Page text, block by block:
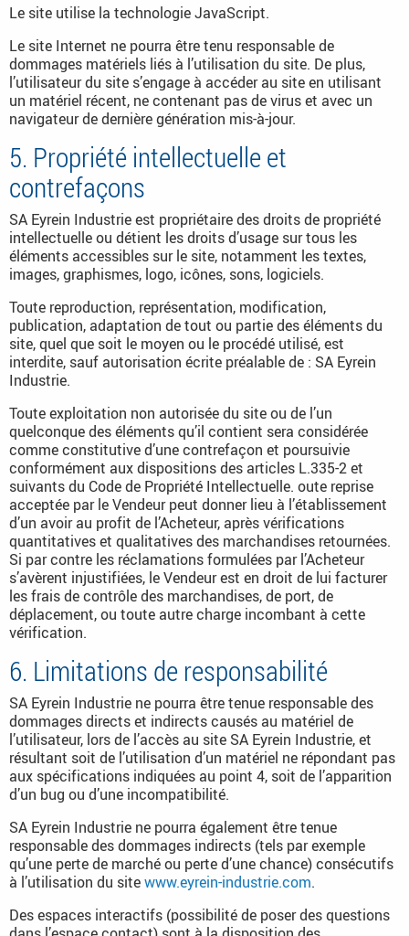
Le site utilise la technologie JavaScript.
Le site Internet ne pourra être tenu responsable de
dommages matériels liés à l’utilisation du site. De plus,
l’utilisateur du site s’engage à accéder au site en utilisant
un matériel récent, ne contenant pas de virus et avec un
navigateur de dernière génération mis-à-jour.
5. Propriété intellectuelle et
contrefaçons
SA Eyrein Industrie est propriétaire des droits de propriété
intellectuelle ou détient les droits d’usage sur tous les
éléments accessibles sur le site, notamment les textes,
images, graphismes, logo, icônes, sons, logiciels.
Toute reproduction, représentation, modification,
publication, adaptation de tout ou partie des éléments du
site, quel que soit le moyen ou le procédé utilisé, est
interdite, sauf autorisation écrite préalable de : SA Eyrein
Industrie.
Toute exploitation non autorisée du site ou de l’un
quelconque des éléments qu’il contient sera considérée
comme constitutive d’une contrefaçon et poursuivie
conformément aux dispositions des articles L.335-2 et
suivants du Code de Propriété Intellectuelle. oute reprise
acceptée par le Vendeur peut donner lieu à l’établissement
d’un avoir au profit de l’Acheteur, après vérifications
quantitatives et qualitatives des marchandises retournées.
Si par contre les réclamations formulées par l’Acheteur
s’avèrent injustifiées, le Vendeur est en droit de lui facturer
les frais de contrôle des marchandises, de port, de
déplacement, ou toute autre charge incombant à cette
vérification.
6. Limitations de responsabilité
SA Eyrein Industrie ne pourra être tenue responsable des
dommages directs et indirects causés au matériel de
l’utilisateur, lors de l’accès au site SA Eyrein Industrie, et
résultant soit de l’utilisation d’un matériel ne répondant pas
aux spécifications indiquées au point 4, soit de l’apparition
d’un bug ou d’une incompatibilité.
SA Eyrein Industrie ne pourra également être tenue
responsable des dommages indirects (tels par exemple
qu’une perte de marché ou perte d’une chance) consécutifs
à l’utilisation du sitewww.eyrein-industrie.com.
Des espaces interactifs (possibilité de poser des questions